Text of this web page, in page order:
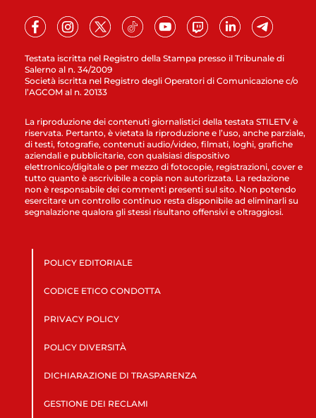
Testata iscritta nel Registro della Stampa presso il Tribunale di
Salerno al n. 34/2009
Società iscritta nel Registro degli Operatori di Comunicazione c/o
l’AGCOM al n. 20133
La riproduzione dei contenuti giornalistici della testata STILETV è
riservata. Pertanto, è vietata la riproduzione e l’uso, anche parziale,
di testi, fotografie, contenuti audio/video, filmati, loghi, grafiche
aziendali e pubblicitarie, con qualsiasi dispositivo
elettronico/digitale o per mezzo di fotocopie, registrazioni, cover e
tutto quanto è ascrivibile a copia non autorizzata. La redazione
non è responsabile dei commenti presenti sul sito. Non potendo
esercitare un controllo continuo resta disponibile ad eliminarli su
segnalazione qualora gli stessi risultano offensivi e oltraggiosi.
POLICY EDITORIALE
CODICE ETICO CONDOTTA
PRIVACY POLICY
POLICY DIVERSITÀ
DICHIARAZIONE DI TRASPARENZA
GESTIONE DEI RECLAMI